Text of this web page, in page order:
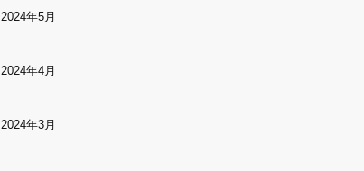
2024年5月
2024年4月
2024年3月